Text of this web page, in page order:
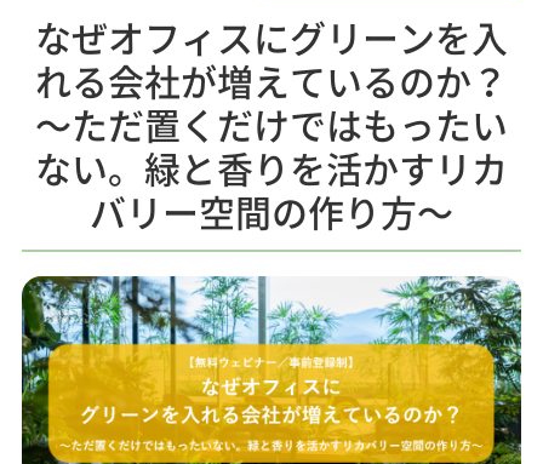
なぜオフィスにグリーンを入
れる会社が増えているのか？
～ただ置くだけではもったい
ない。緑と香りを活かすリカ
バリー空間の作り方～